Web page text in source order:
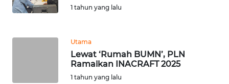
1 tahun yang lalu
Utama
Lewat ‘Rumah BUMN’, PLN
Ramaikan INACRAFT 2025
1 tahun yang lalu